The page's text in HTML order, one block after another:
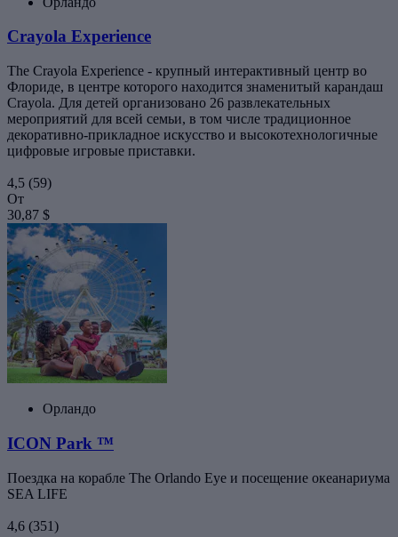
Crayola Experience
The Crayola Experience - крупный интерактивный центр во
Флориде, в центре которого находится знаменитый карандаш
Crayola. Для детей организовано 26 развлекательных
мероприятий для всей семьи, в том числе традиционное
декоративно-прикладное искусство и высокотехнологичные
цифровые игровые приставки.
4,5 (59)
От
30,87 $
Орландо
ICON Park ™
Поездка на корабле The Orlando Eye и посещение океанариума
SEA LIFE
4,6 (351)